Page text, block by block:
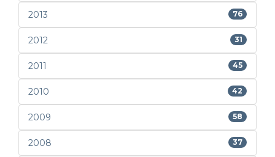
2013 76
2012 31
2011 45
2010 42
2009 58
2008 37